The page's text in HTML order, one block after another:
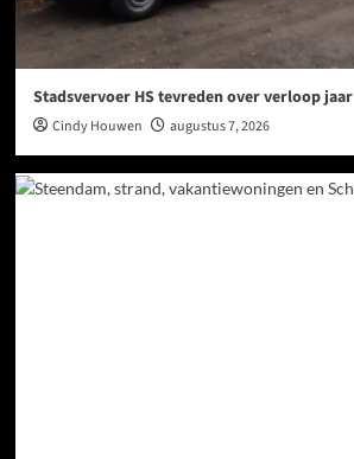
Stadsvervoer HS tevreden over verloop jaar
Cindy Houwen augustus 7, 2026